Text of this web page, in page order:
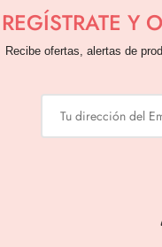
REGÍSTRATE Y
Recibe ofertas, alertas de